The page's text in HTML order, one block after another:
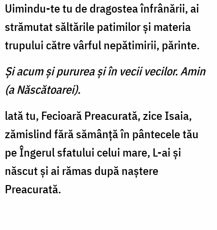
Uimindu-te tu de dragostea înfrânării, ai
strămutat săltările patimilor şi materia
trupului către vârful nepătimirii, părinte.
Şi acum şi pururea şi în vecii vecilor. Amin
(a Născătoarei).
lată tu, Fecioară Preacurată, zice Isaia,
zămislind fără sămânţă în pântecele tău
pe Îngerul sfatului celui mare, L-ai şi
născut şi ai rămas după naştere
Preacurată.